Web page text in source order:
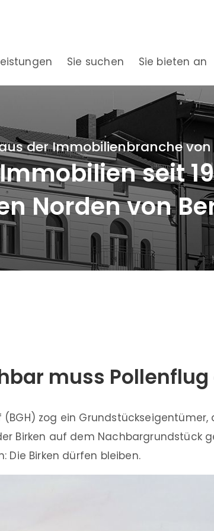
Sie suchen Sie bieten an
der Immobilienbranche von
seit
Norden von
muss
zog ein Grundstückseigentümer,
Birken auf dem Nachbargrundstück
Die Birken dürfen bleiben.